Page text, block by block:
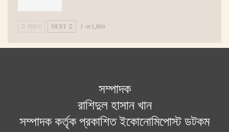
PREV NEXT 1 এর 1,800
সম্পাদক
রাশিদুল হাসান খান
সম্পাদক কর্তৃক প্রকাশিত ইকোনোমিপোস্ট ডটকম